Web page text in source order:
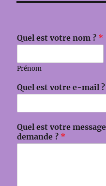
Quel est votre nom ? *
Prénom
Quel est votre e-mail ?
*
?
*
Quel est votre
demande ? *